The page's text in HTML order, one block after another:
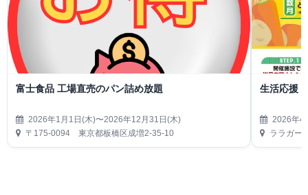
富士食品 工場直売のパン詰め放題
2026年1月1日(木)〜2026年12月31日(木)
〒175-0094 東京都板橋区成増2-35-10
生活応援
2026年4
ララガー